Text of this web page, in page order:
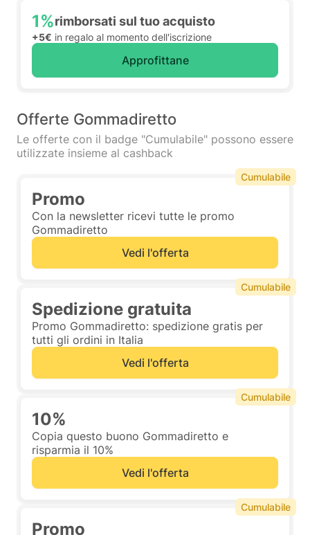
1%rimborsati sul tuo acquisto
+5€ in regalo al momento dell'iscrizione
Approfittane
Offerte Gommadiretto
Le offerte con il badge "Cumulabile" possono essere
utilizzate insieme al cashback
Promo
Con la newsletter ricevi tutte le promo
Gommadiretto
Vedi l'offerta
Cumulabile
Spedizione gratuita
Promo Gommadiretto: spedizione gratis per
tutti gli ordini in Italia
Vedi l'offerta
Cumulabile
10%
Copia questo buono Gommadiretto e
risparmia il 10%
Vedi l'offerta
Cumulabile
Promo
Cumulabile